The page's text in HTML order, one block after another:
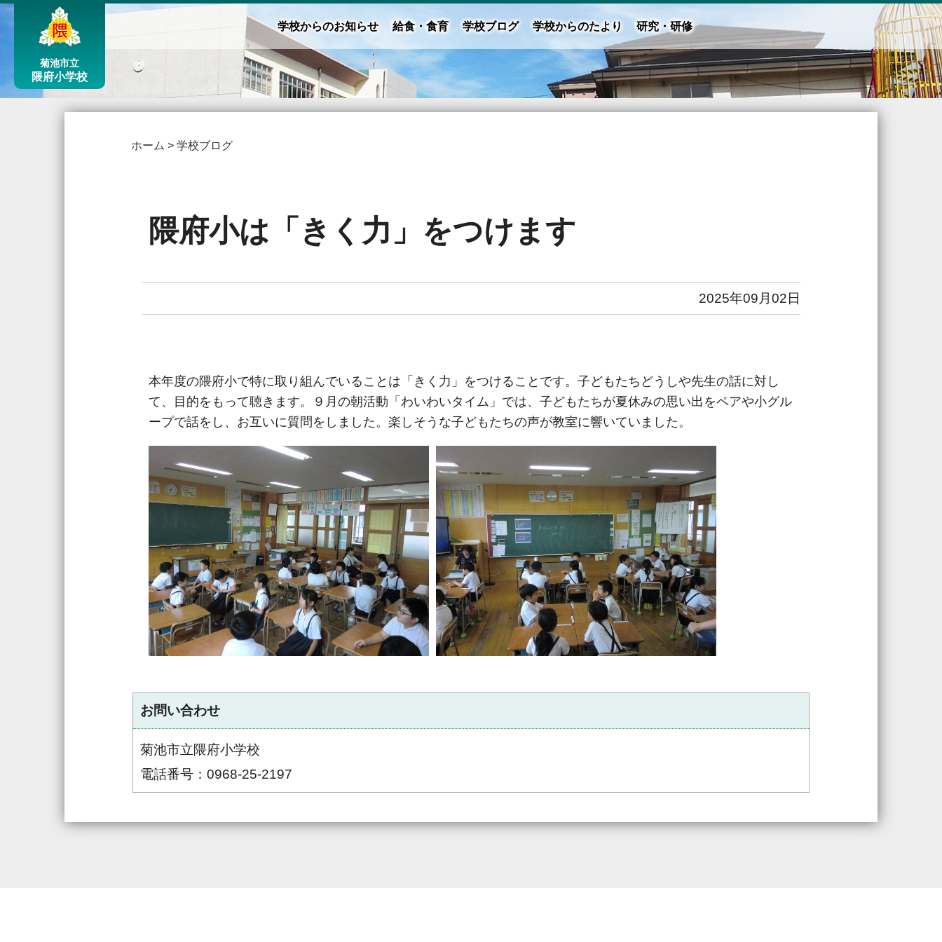
菊池市立
隈府小学校
学校からのお知らせ 給食・食育 学校ブログ 学校からのたより 研究・研修
ホーム > 学校ブログ
隈府小は「きく力」をつけます
2025年09月02日
本年度の隈府小で特に取り組んでいることは「きく力」をつけることです。子どもたちどうしや先生の話に対し
て、目的をもって聴きます。９月の朝活動「わいわいタイム」では、子どもたちが夏休みの思い出をペアや小グル
ープで話をし、お互いに質問をしました。楽しそうな子どもたちの声が教室に響いていました。
お問い合わせ
菊池市立隈府小学校
電話番号：0968-25-2197